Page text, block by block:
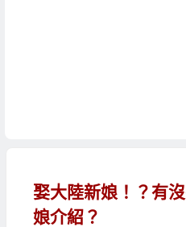
娶大陸新娘！？有
娘介紹？